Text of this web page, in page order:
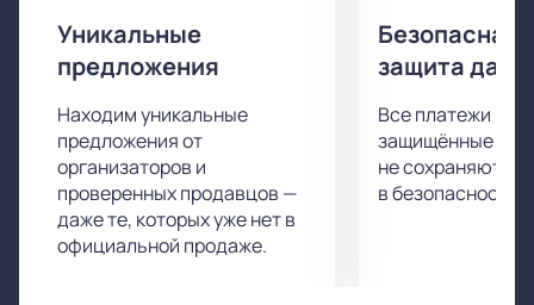
Спектакль «Циолковский» получил восторженные
отзывы критиков. Поспешите и вы составить
собственное мнение о нем и провести приятный
интересный вечер в компании его героев.
Уникальные
предложения
Находим уникальные
предложения от
организаторов и
проверенных продавцов —
даже те, которых уже нет в
официальной продаже.
Безопасная
защита
Все платежи
защищённые
не сохраняются
в безопасности.